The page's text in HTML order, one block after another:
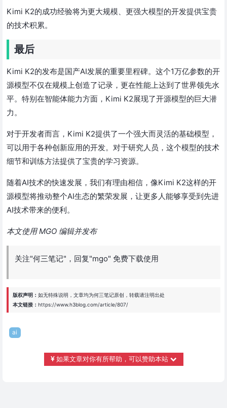
Kimi K2的成功经验将为更大规模、更强大模型的开发提供宝贵
的技术积累。
最后
Kimi K2的发布是国产AI发展的重要里程碑。这个1万亿参数的开
源模型不仅在规模上创造了记录，更在性能上达到了世界领先水
平。特别在智能体能力方面，Kimi K2展现了开源模型的巨大潜
力。
对于开发者而言，Kimi K2提供了一个强大而灵活的基础模型，
可以用于各种创新应用的开发。对于研究人员，这个模型的技术
细节和训练方法提供了宝贵的学习资源。
随着AI技术的快速发展，我们有理由相信，像Kimi K2这样的开
源模型将推动整个AI生态的繁荣发展，让更多人能够享受到先进
AI技术带来的便利。
本文使用 MGO 编辑并发布
关注"何三笔记"，回复"mgo" 免费下载使用
版权声明： 如无特殊说明，文章均为何三笔记原创，转载请注明出处
本文链接： https://www.h3blog.com/article/807/
ai
如果文章对你有所帮助，可以赞助本站